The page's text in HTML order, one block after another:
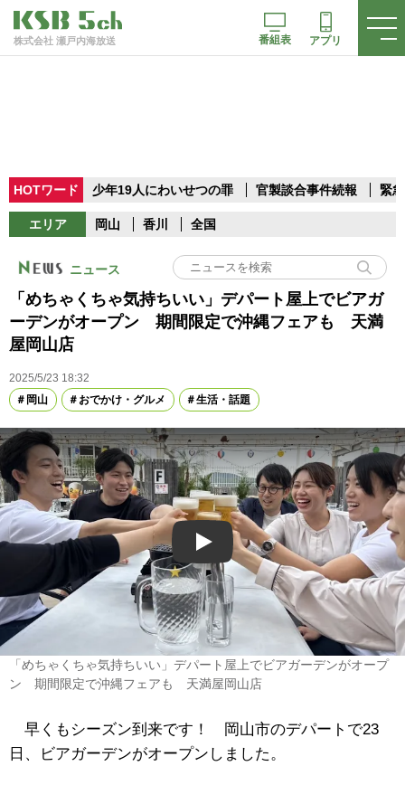
株式会社 瀬戸内海放送 番組表 アプリ
HOTワード 少年19人にわいせつの罪 官製談合事件続報 緊
エリア 岡山 香川 全国
ニュース
「めちゃくちゃ気持ちいい」デパート屋上でビアガ
ーデンがオープン 期間限定で沖縄フェアも 天満
屋岡山店
2025/5/23 18:32
岡山
おでかけ・グルメ 生活・話題
Play
「めちゃくちゃ気持ちいい」デパート屋上でビアガーデンがオープ
ン 期間限定で沖縄フェアも 天満屋岡山店
早くもシーズン到来です！ 岡山市のデパートで23
日、ビアガーデンがオープンしました。